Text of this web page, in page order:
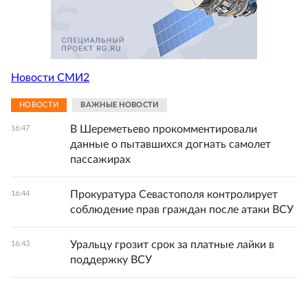
Новости СМИ2
НОВОСТИ ВАЖНЫЕ НОВОСТИ
16:47
В Шереметьево прокомментировали
данные о пытавшихся догнать самолет
пассажирах
16:44
Прокуратура Севастополя контролирует
соблюдение прав граждан после атаки ВСУ
16:43
Уральцу грозит срок за платные лайки в
поддержку ВСУ